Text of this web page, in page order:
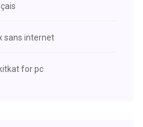
sans internet
for pc